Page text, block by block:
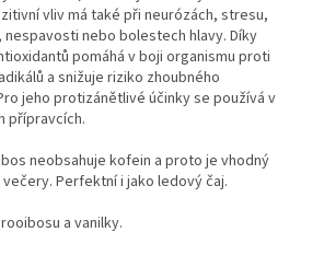
vliv má také při neurózách, stresu,
nebo bolestech hlavy. Díky
pomáhá v boji organismu proti
a snižuje riziko zhoubného
jeho protizánětlivé účinky se používá v
přípravcích.
neobsahuje kofein a proto je vhodný
Perfektní i jako ledový čaj.
a vanilky.